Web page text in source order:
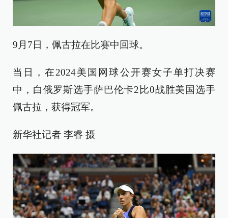
9月7日，佩古拉在比赛中回球。
当日，在2024美国网球公开赛女子单打决赛
中，白俄罗斯选手萨巴伦卡2比0战胜美国选手
佩古拉，获得冠军。
新华社记者 李睿 摄